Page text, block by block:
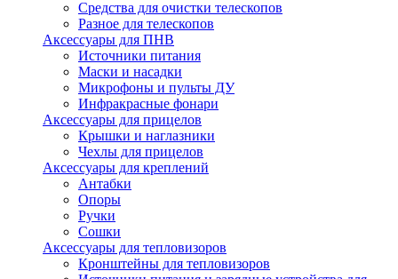
Средства для очистки телескопов
Разное для телескопов
Аксессуары для ПНВ
Источники питания
Маски и насадки
Микрофоны и пульты ДУ
Инфракрасные фонари
Аксессуары для прицелов
Крышки и наглазники
Чехлы для прицелов
Аксессуары для креплений
Антабки
Опоры
Ручки
Сошки
Аксессуары для тепловизоров
Кронштейны для тепловизоров